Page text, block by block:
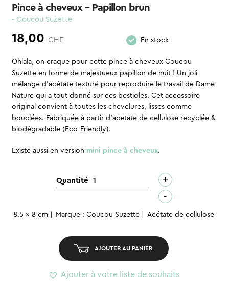
Pince à cheveux – Papillon brun
- Coucou Suzette
18,00 CHF En stock
Ohlala, on craque pour cette pince à cheveux Coucou
Suzette en forme de majestueux papillon de nuit ! Un joli
mélange d’acétate texturé pour reproduire le travail de Dame
Nature qui a tout donné sur ces bestioles. Cet accessoire
original convient à toutes les chevelures, lisses comme
bouclées. Fabriquée à partir d’acetate de cellulose recyclée &
biodégradable (Eco-Friendly).
Existe aussi en version mini pince à cheveux.
Quantitéquantité
à
Papillon
+
-
8.5 x 8 cm Marque : Coucou Suzette Acétate de cellulose
AJOUTER AU PANIER
Ajouter à votre liste de souhaits